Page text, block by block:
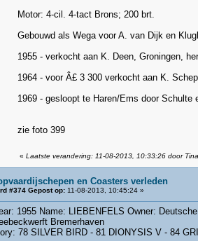
Motor: 4-cil. 4-tact Brons; 200 brt.
Gebouwd als Wega voor A. van Dijk en
1955 - verkocht aan K. Deen, Groningen,
1964 - voor Â£ 3 300 verkocht aan K.
1969 - gesloopt te Haren/Ems door Schulte
zie foto 399
« Laatste verandering: 11-08-2013, 10:33:26 door Tina
en Coasters verleden
#374 Gepost op: 11-08-2013, 10:45:24 »
1955 Name: LIEBENFELS Owner:
Bremerhaven
78 SILVER BIRD - 81 DIONYSIS V - 84